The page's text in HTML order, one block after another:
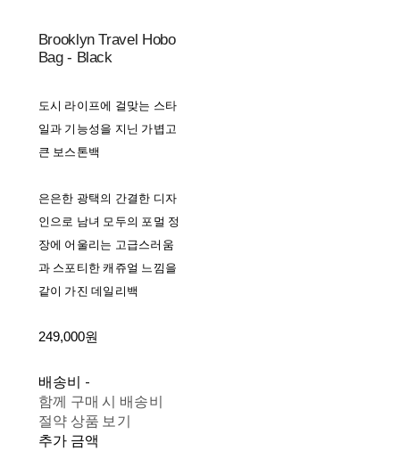
Brooklyn Travel Hobo
Bag - Black
도시 라이프에 걸맞는 스타
일과 기능성을 지닌 가볍고
큰 보스톤백
은은한 광택의 간결한 디자
인으로 남녀 모두의 포멀 정
장에 어울리는 고급스러움
과 스포티한 캐쥬얼 느낌을
같이 가진 데일리백
249,000원
배송비 -
함께 구매 시 배송비
절약 상품 보기
추가 금액